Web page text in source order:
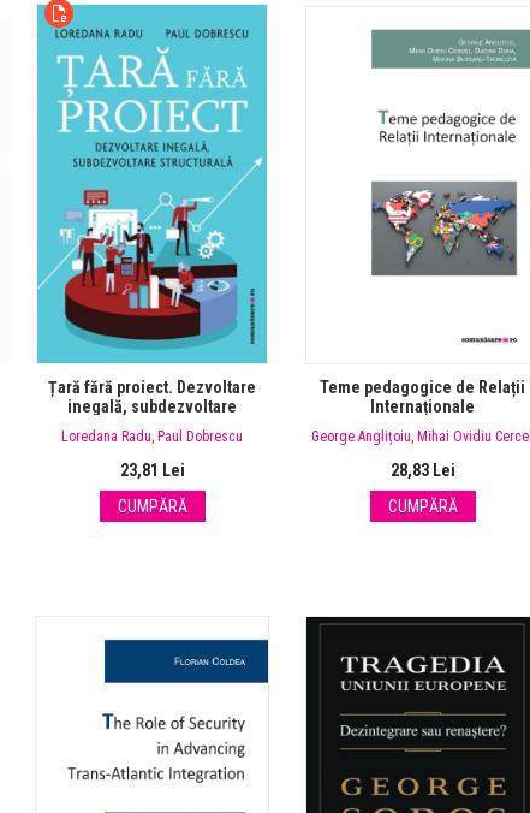
Țară fără proiect. Dezvoltare
inegală, subdezvoltare
structurală
Loredana Radu, Paul Dobrescu
23,81 Lei
CUMPĂRĂ
Teme pedagogice de Relații
Internaționale
George Anglițoiu, Mihai Ovidiu Cercel
28,83 Lei
CUMPĂRĂ